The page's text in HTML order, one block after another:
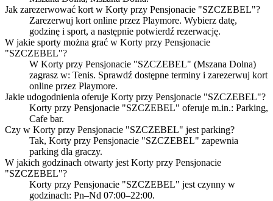
Jak zarezerwować kort w Korty przy Pensjonacie "SZCZEBEL"?
Zarezerwuj kort online przez Playmore. Wybierz datę,
godzinę i sport, a następnie potwierdź rezerwację.
W jakie sporty można grać w Korty przy Pensjonacie
"SZCZEBEL"?
W Korty przy Pensjonacie "SZCZEBEL" (Mszana Dolna)
zagrasz w: Tenis. Sprawdź dostępne terminy i zarezerwuj kort
online przez Playmore.
Jakie udogodnienia oferuje Korty przy Pensjonacie "SZCZEBEL"?
Korty przy Pensjonacie "SZCZEBEL" oferuje m.in.: Parking,
Cafe bar.
Czy w Korty przy Pensjonacie "SZCZEBEL" jest parking?
Tak, Korty przy Pensjonacie "SZCZEBEL" zapewnia
parking dla graczy.
W jakich godzinach otwarty jest Korty przy Pensjonacie
"SZCZEBEL"?
Korty przy Pensjonacie "SZCZEBEL" jest czynny w
godzinach: Pn–Nd 07:00–22:00.